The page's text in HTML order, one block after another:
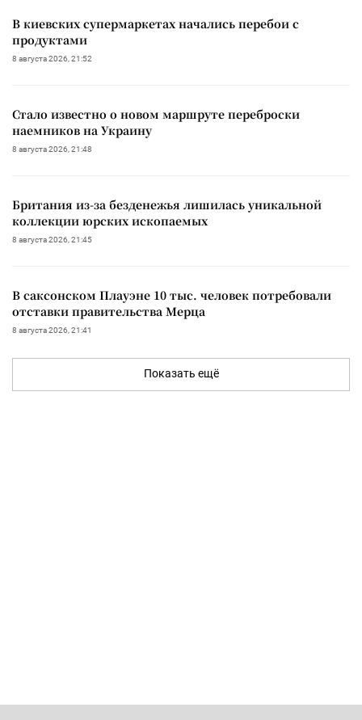
В киевских супермаркетах начались перебои с
продуктами
8 августа 2026, 21:52
Стало известно о новом маршруте переброски
наемников на Украину
8 августа 2026, 21:48
Британия из-за безденежья лишилась уникальной
коллекции юрских ископаемых
8 августа 2026, 21:45
В саксонском Плауэне 10 тыс. человек потребовали
отставки правительства Мерца
8 августа 2026, 21:41
Показать ещё